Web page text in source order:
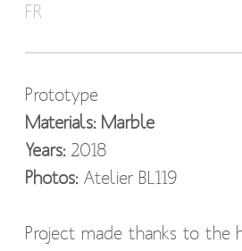
de la façon dont il est
tranche de marbre est la
qui a fait naître le dessin.
nombreux croquis, nous avons
avec une marbrerie une série
différents types de marbres:
FR
Prototype
Materials: Marble
Years: 2018
Photos: Atelier BL119
Project made thanks to the